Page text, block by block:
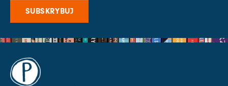
SUBSKRYBUJ